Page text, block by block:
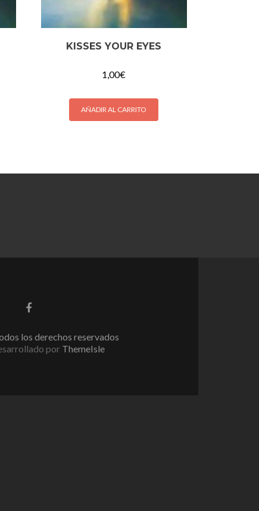
KISSES YOUR EYES
1,00€
AÑADIR AL CARRITO
Enlace
los derechos reservados
por ThemeIsle